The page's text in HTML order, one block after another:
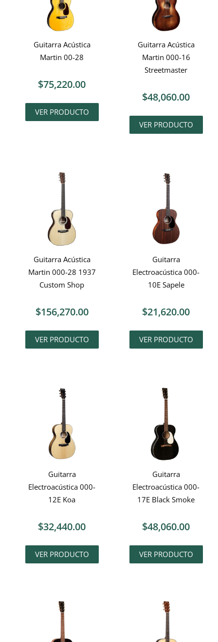
Guitarra Acústica
Martin 00-28
$75,220.00
VER PRODUCTO
Guitarra Acústica
Martin 000-16
Streetmaster
$48,060.00
VER PRODUCTO
Guitarra Acústica
Martin 000-28 1937
Custom Shop
$156,270.00
VER PRODUCTO
Guitarra
Electroacústica 000-
10E Sapele
$21,620.00
VER PRODUCTO
Guitarra
Electroacústica 000-
12E Koa
$32,440.00
VER PRODUCTO
Guitarra
Electroacústica 000-
17E Black Smoke
$48,060.00
VER PRODUCTO